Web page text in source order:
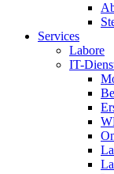
Services
Labore
IT-